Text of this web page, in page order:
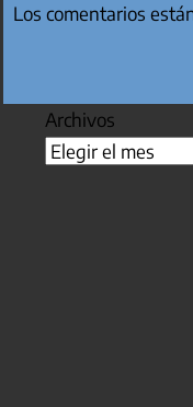
Los comentarios
Archivos